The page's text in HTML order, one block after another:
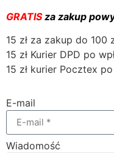
GRATISza zakup
15 zł za zakup do 100
15 zł Kurier DPD po
15 zł kurier Pocztex
E-mail
Wiadomość